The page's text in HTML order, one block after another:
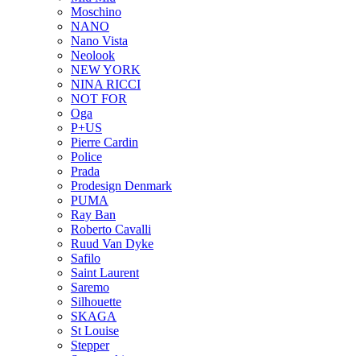
Moschino
NANO
Nano Vista
Neolook
NEW YORK
NINA RICCI
NOT FOR
Oga
P+US
Pierre Cardin
Police
Prada
Prodesign Denmark
PUMA
Ray Ban
Roberto Cavalli
Ruud Van Dyke
Safilo
Saint Laurent
Saremo
Silhouette
SKAGA
St Louise
Stepper